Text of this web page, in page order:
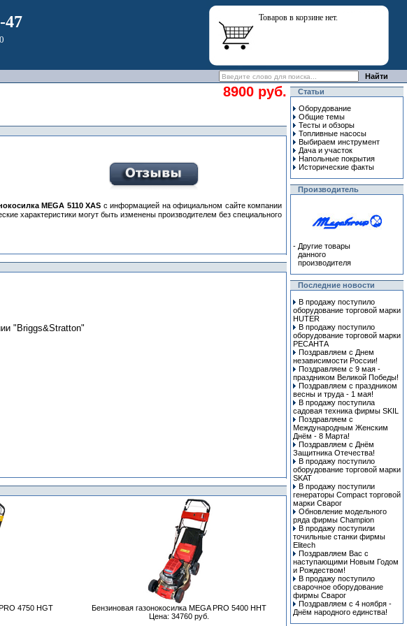
47 Товаров в корзине нет.
8900 руб.
MEGA 5110 XAS с информацией на официальном сайте компании
характеристики могут быть изменены производителем без специального
"Briggs&Stratton"
4750 HGT
Бензиновая газонокосилка MEGA PRO 5400 HHT
Цена: 34760 руб.
Статьи
Оборудование
Общие темы
Тесты и обзоры
Топливные насосы
Выбираем инструмент
Дача и участок
Напольные покрытия
Исторические факты
Производитель
- Другие товары
данного
производителя
Последние новости
В продажу поступило
оборудование торговой марки
HUTER
В продажу поступило
оборудование торговой марки
РЕСАНТА
Поздравляем с Днем
независимости России!
Поздравляем с 9 мая -
праздником Великой Победы!
Поздравляем с праздником
весны и труда - 1 мая!
В продажу поступила
cадовая техника фирмы SKIL
Поздравляем с
Международным Женским
Днём - 8 Марта!
Поздравляем с Днём
Защитника Отечества!
В продажу поступило
оборудование торговой марки
SKAT
В продажу поступили
генераторы Compact торговой
марки Сварог
Обновление модельного
ряда фирмы Champion
В продажу поступили
точильные станки фирмы
Elitech
Поздравляем Вас с
наступающими Новым Годом
и Рождеством!
В продажу поступило
сварочное оборудование
фирмы Сварог
Поздравляем с 4 ноября -
Днём народного единства!